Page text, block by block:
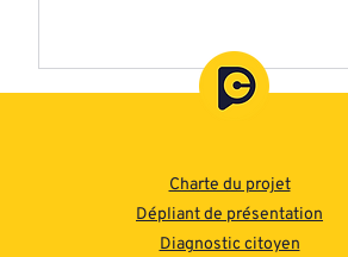
Charte du projet
Dépliant de présentation
Diagnostic citoyen